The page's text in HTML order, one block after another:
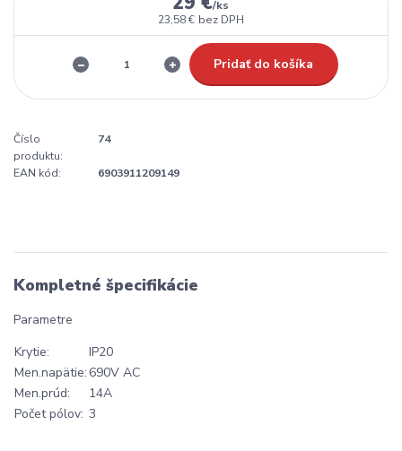
/ks
23,58 € bez DPH
Pridať do košíka
Číslo
produktu:
74
EAN kód: 6903911209149
Kompletné špecifikácie
Parametre
Krytie:
IP20
Men.napätie:690V AC
Men.prúd:
14A
Počet pólov: 3